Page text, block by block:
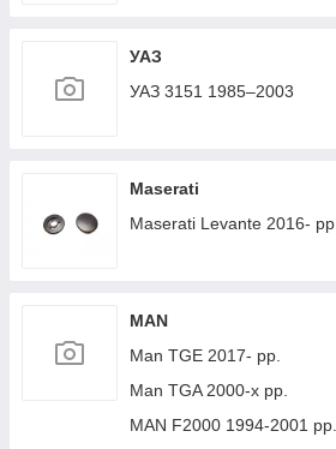
УАЗ
УАЗ 3151 1985–2003
Maserati
Maserati Levante 2016- рр.
MAN
Man TGE 2017- рр.
Man TGA 2000-х рр.
MAN F2000 1994-2001 рр.